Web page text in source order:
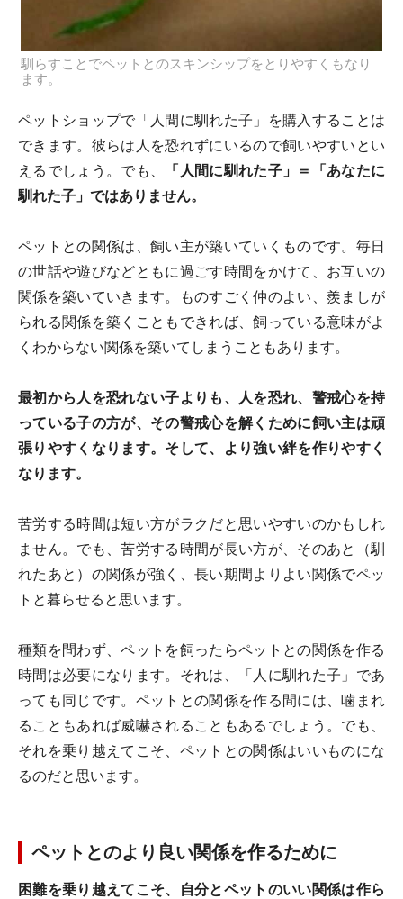
馴らすことでペットとのスキンシップをとりやすくもなり
ます。
ペットショップで「人間に馴れた子」を購入することは
できます。彼らは人を恐れずにいるので飼いやすいとい
えるでしょう。でも、
「人間に馴れた子」＝「あなたに
馴れた子」ではありません。
ペットとの関係は、飼い主が築いていくものです。毎日
の世話や遊びなどともに過ごす時間をかけて、お互いの
関係を築いていきます。ものすごく仲のよい、羨ましが
られる関係を築くこともできれば、飼っている意味がよ
くわからない関係を築いてしまうこともあります。
最初から人を恐れない子よりも、人を恐れ、警戒心を持
っている子の方が、その警戒心を解くために飼い主は頑
張りやすくなります。そして、より強い絆を作りやすく
なります。
苦労する時間は短い方がラクだと思いやすいのかもしれ
ません。でも、苦労する時間が長い方が、そのあと（馴
れたあと）の関係が強く、長い期間よりよい関係でペッ
トと暮らせると思います。
種類を問わず、ペットを飼ったらペットとの関係を作る
時間は必要になります。それは、「人に馴れた子」であ
っても同じです。ペットとの関係を作る間には、噛まれ
ることもあれば威嚇されることもあるでしょう。でも、
それを乗り越えてこそ、ペットとの関係はいいものにな
るのだと思います。
ペットとのより良い関係を作るために
困難を乗り越えてこそ、自分とペットのいい関係は作ら